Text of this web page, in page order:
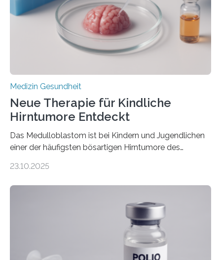
hypertrophe Kardiomyopathie (HCM) ist die häufigste
erblich bedingte Herzerkrankung. Sie führt dazu, dass
sich die linke Herzkammer verdickt, der Herzmuskel zu
stark kontrahiert…
Medizin Gesundheit
Neue Therapie für Kindliche
Hirntumore Entdeckt
Das Medulloblastom ist bei Kindern und Jugendlichen
einer der häufigsten bösartigen Hirntumore des
Betroffenen können mit heutigen Methoden geheilt
Dringend benötigt werden zielgerichtete Therapien, die
nur Tumorschwachstellen angreifen und normales
Gewebe verschonen. Forschende um Daniel Merk vom
Hertie-Institut für klinische Hirnforschung am
Universitätsklinikum Tübingen haben eine solche
23.10.2025